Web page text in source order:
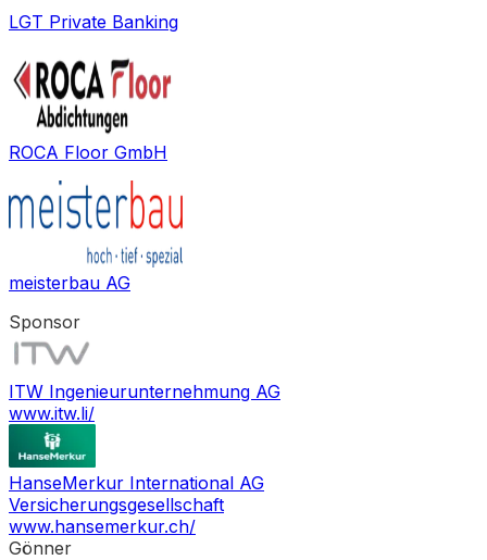
LGT Private Banking
ROCA Floor GmbH
meisterbau AG
Sponsor
ITW Ingenieurunternehmung AG
www.itw.li/
HanseMerkur International AG
Versicherungsgesellschaft
www.hansemerkur.ch/
Gönner